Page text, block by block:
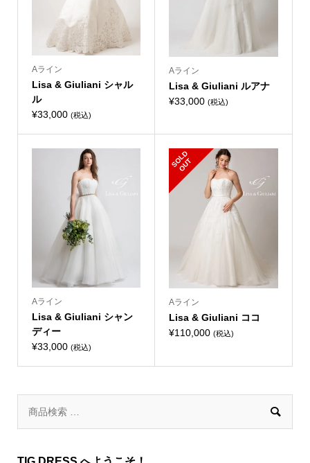
Aライン
Lisa & Giuliani シャル
ル
¥33,000 (税込)
Aライン
Lisa & Giuliani ルアナ
¥33,000 (税込)
Aライン
Lisa & Giuliani シャン
ディー
¥33,000 (税込)
S
O
L
D
O
U
T
Aライン
Lisa & Giuliani ココ
¥110,000 (税込)
